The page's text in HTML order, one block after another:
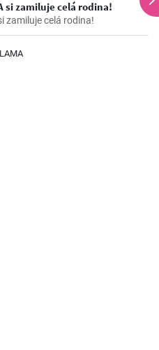
si zamiluje celá rodina!
zamiluje celá rodina!